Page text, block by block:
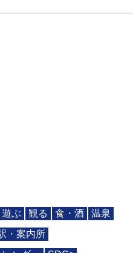
遊ぶ 観る 食・酒
温泉
・案内所